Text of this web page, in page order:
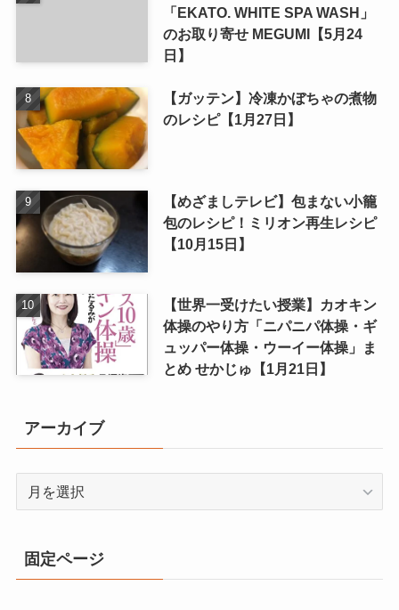
「EKATO. WHITE SPA WASH」
のお取り寄せ MEGUMI【5月24
日】
【ガッテン】冷凍かぼちゃの煮物
のレシピ【1月27日】
【めざましテレビ】包まない小籠
包のレシピ！ミリオン再生レシピ
【10月15日】
【世界一受けたい授業】カオキン
体操のやり方「ニパニパ体操・ギ
ュッパー体操・ウーイー体操」ま
とめ せかじゅ【1月21日】
アーカイブ
イ
ブ
固定ページ